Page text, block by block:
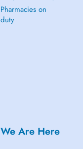
Pharmacies on
duty
We Are Here